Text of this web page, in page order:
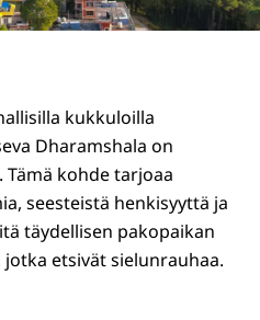
kukkuloilla
Dharamshala on
kohde tarjoaa
seesteistä henkisyyttä ja
täydellisen pakopaikan
etsivät sielunrauhaa.